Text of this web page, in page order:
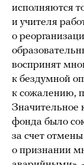
исполняются
и учителя
о
воспринят
к бездумной
к сожалению,
Значительное
фонда было
за счет
о признании